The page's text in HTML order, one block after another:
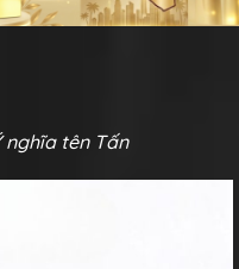
nghĩa tên Tấn